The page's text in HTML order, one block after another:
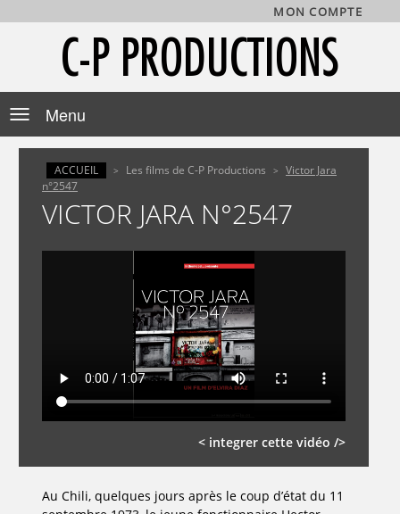
MON COMPTE
C-P PRODUCTIONS
Toggle
navigation
ACCUEIL > Les films de C-P Productions >
Victor Jara
n°2547
VICTOR JARA N°2547
< integrer cette vidéo />
Au Chili, quelques jours après le coup d’état du 11